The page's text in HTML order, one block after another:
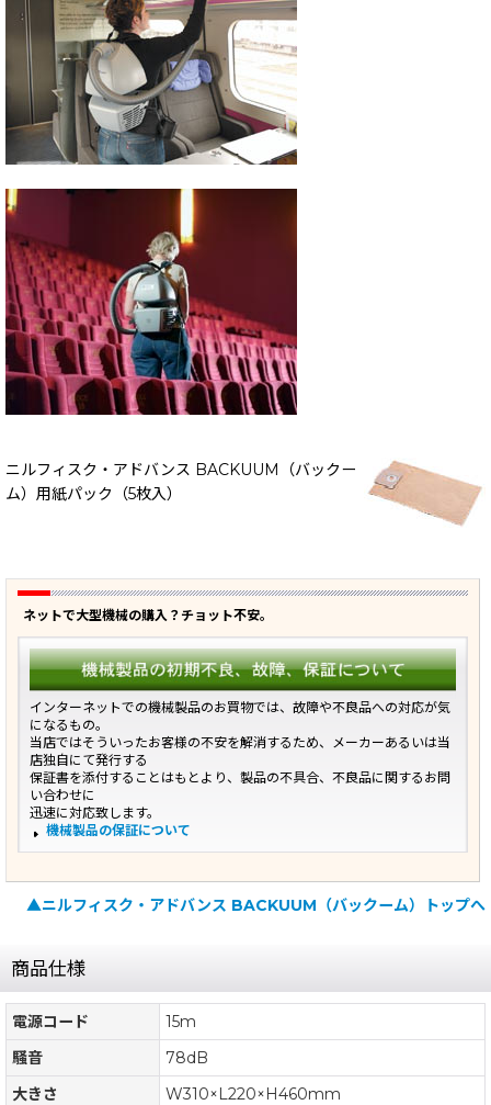
ニルフィスク・アドバンス BACKUUM（バックー
ム）用紙パック（5枚入）
ネットで大型機械の購入？チョット不安。
インターネットでの機械製品のお買物では、故障や不良品への対応が気
になるもの。
当店ではそういったお客様の不安を解消するため、メーカーあるいは当
店独自にて発行する
保証書を添付することはもとより、製品の不具合、不良品に関するお問
い合わせに
迅速に対応致します。
機械製品の保証について
▲ニルフィスク・アドバンス BACKUUM（バックーム）トップへ
商品仕様
電源コード
15m
騒音
78dB
大きさ
W310×L220×H460mm